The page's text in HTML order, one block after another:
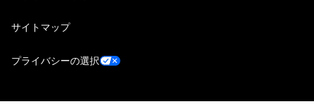
サイトマップ
プライバシーの選択